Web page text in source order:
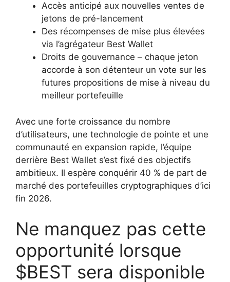
Accès anticipé aux nouvelles ventes de
jetons de pré-lancement
Des récompenses de mise plus élevées
via l’agrégateur Best Wallet
Droits de gouvernance – chaque jeton
accorde à son détenteur un vote sur les
futures propositions de mise à niveau du
meilleur portefeuille
Avec une forte croissance du nombre
d’utilisateurs, une technologie de pointe et une
communauté en expansion rapide, l’équipe
derrière Best Wallet s’est fixé des objectifs
ambitieux. Il espère conquérir 40 % de part de
marché des portefeuilles cryptographiques d’ici
fin 2026.
Ne manquez pas cette
opportunité lorsque
$BEST sera disponible